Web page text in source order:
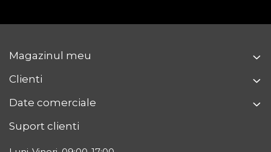
Magazinul meu
Clienti
Date comerciale
Suport clienti